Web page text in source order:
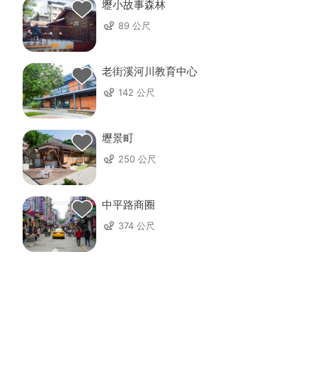
壢小故事森林
89 公尺
老街溪河川教育中心
142 公尺
壢景町
250 公尺
中平路商圈
374 公尺